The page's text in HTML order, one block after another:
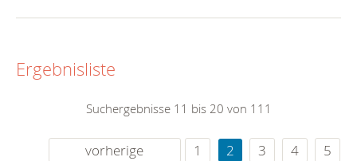
Ergebnisliste
Suchergebnisse 11 bis 20 von 111
vorherige 1 2 3 4
5